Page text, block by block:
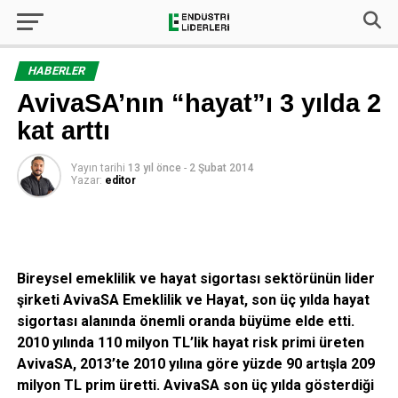
HABERLER
AvivaSA’nın “hayat”ı 3 yılda 2
kat arttı
Yayın tarihi 13 yıl önce - 2 Şubat 2014
Yazar: editor
Bireysel emeklilik ve hayat sigortası sektörünün lider
şirketi AvivaSA Emeklilik ve Hayat, son üç yılda hayat
sigortası alanında önemli oranda büyüme elde etti.
2010 yılında 110 milyon TL’lik hayat risk primi üreten
AvivaSA, 2013’te 2010 yılına göre yüzde 90 artışla 209
milyon TL prim üretti. AvivaSA son üç yılda gösterdiği